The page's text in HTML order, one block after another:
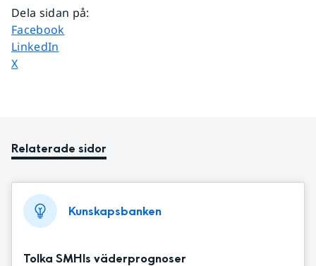
Dela sidan på:
Dela sidan på
Facebook
Dela sidan på
LinkedIn
Dela sidan på
X
Relaterade sidor
Kunskapsbanken
Tolka SMHIs väderprognoser